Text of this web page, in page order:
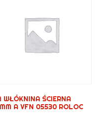
WŁÓKNINA ŚCIERNA
A VFN 05530 ROLOC